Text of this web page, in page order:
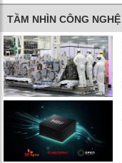
TẦM NHÌN CÔNG NGHỆ